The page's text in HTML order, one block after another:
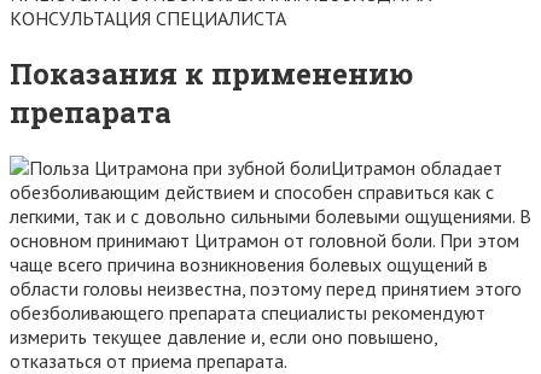
КОНСУЛЬТАЦИЯ СПЕЦИАЛИСТА
Показания к применению
препарата
Цитрамон обладает
обезболивающим действием и способен справиться как с
легкими, так и с довольно сильными болевыми ощущениями. В
основном принимают Цитрамон от головной боли. При этом
чаще всего причина возникновения болевых ощущений в
области головы неизвестна, поэтому перед принятием этого
обезболивающего препарата специалисты рекомендуют
измерить текущее давление и, если оно повышено,
отказаться от приема препарата.